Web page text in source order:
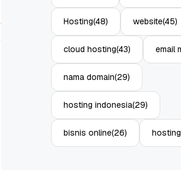
Hosting(48) website(45)
cloud hosting(43) email
nama domain(29)
hosting indonesia(29)
bisnis online(26)